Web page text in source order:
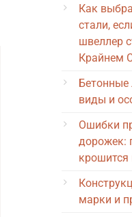
Как
стали,
швеллер
Крайнем
Бетонные
виды и
Ошибки
дорожек:
крошится
марки и